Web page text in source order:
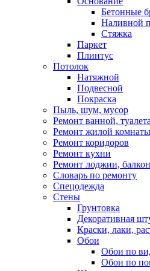
Бетонные
Наливной
Стяжка
Паркет
Плинтус
Потолок
Натяжной
Подвесной
Покраска
Пыль, шум, мусор
Ремонт ванной, туалета
Ремонт жилой комнаты
Ремонт коридоров
Ремонт кухни
Ремонт лоджии,
Словарь по ремонту
Спецодежда
Стены
Грунтовка
Декоративная
Краски, лаки,
Обои
Обои по
Обои по